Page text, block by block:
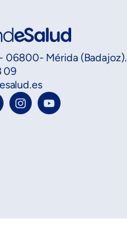
06800- Mérida (Badajoz).
09